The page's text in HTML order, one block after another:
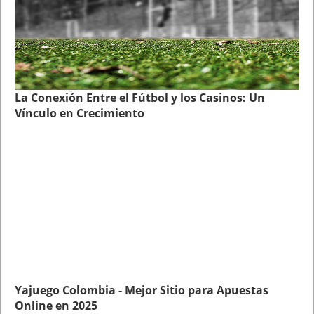
La Conexión Entre el Fútbol y los Casinos: Un
Vínculo en Crecimiento
Yajuego Colombia - Mejor Sitio para Apuestas
Online en 2025